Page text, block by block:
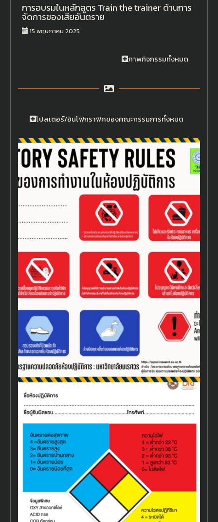
การอบรมในหลักสูตร Train the trainer ด้านการ
จัดการของเสียอันตราย
15 พฤษภาคม 2025
ภาพกิจกรรมทั้งหมด
โปสเตอร์/อินโฟกราฟิคของคณะกรรมการทั้งหมด